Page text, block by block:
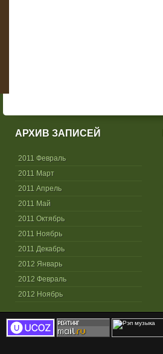
АРХИВ ЗАПИСЕЙ
2011 Февраль
2011 Март
2011 Апрель
2011 Май
2011 Октябрь
2011 Ноябрь
2011 Декабрь
2012 Январь
2012 Февраль
2012 Ноябрь